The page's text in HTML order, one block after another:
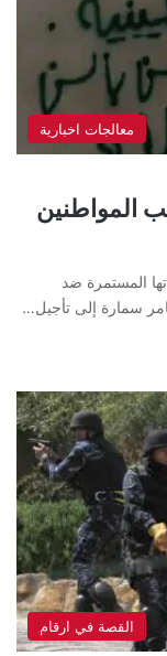
معالجات اخبارية
المواطنين
المستمرة ضد
سمارة إلى تأجيل…
القصة في ارقام